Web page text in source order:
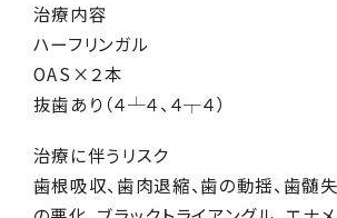
治療内容
ハーフリンガル
OAS×２本
抜歯あり（４┴４、４┬４）
治療に伴うリスク
歯根吸収、歯肉退縮、歯の動揺、歯髄